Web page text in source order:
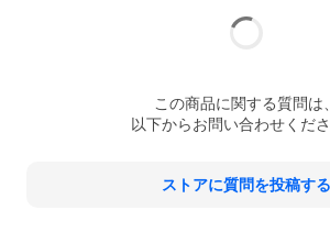
りますが、ご使用上支障はありません。
この商品に関する質問は、
以下からお問い合わせくださ
ストアに質問を投稿する